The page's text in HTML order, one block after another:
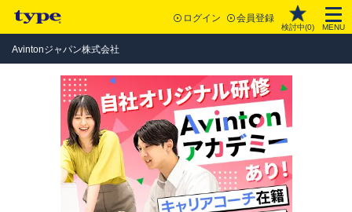
ログイン 会員登録
検討中(0) MENU
Avintonジャパン株式会社